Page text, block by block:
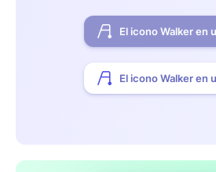
El icono Walker en
El icono Walker en